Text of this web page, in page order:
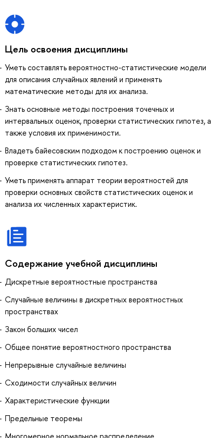
Цель освоения дисциплины
Уметь составлять вероятностно-статистические модели
для описания случайных явлений и применять
математические методы для их анализа.
Знать основные методы построения точечных и
интервальных оценок, проверки статистических гипотез, а
также условия их применимости.
Владеть байесовским подходом к построению оценок и
проверке статистических гипотез.
Уметь применять аппарат теории вероятностей для
проверки основных свойств статистических оценок и
анализа их численных характеристик.
Содержание учебной дисциплины
Дискретные вероятностные пространства
Случайные величины в дискретных вероятностных
пространствах
Закон больших чисел
Общее понятие вероятностного пространства
Непрерывные случайные величины
Сходимости случайных величин
Характеристические функции
Предельные теоремы